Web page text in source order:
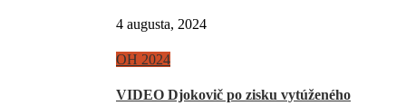
4 augusta, 2024
OH 2024
VIDEO Djokovič po zisku vytúženého